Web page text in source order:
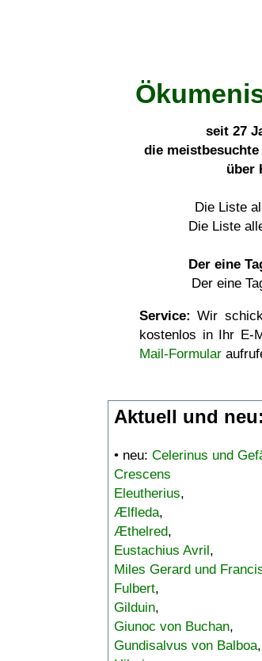
seit 27
die
über
Die Liste
Die Liste
Der eine
Der eine
Service: Wir
kostenlos in Ihr E-
Mail-Formular
Aktuell und neu:
• neu: Celerinus und
Crescens
Eleutherius,
Ælfleda,
Æthelred,
Eustachius Avril,
Miles Gerard und
Fulbert,
Gilduin,
Giunoc von Buchan,
Gundisalvus von Balboa,